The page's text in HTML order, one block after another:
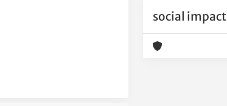
social impact